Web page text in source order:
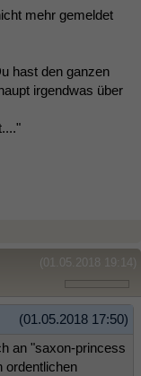
mehr gemeldet
hast den ganzen
irgendwas über
(01.05.2018 19:14)
(01.05.2018 17:50)
an "saxon-princess
ordentlichen